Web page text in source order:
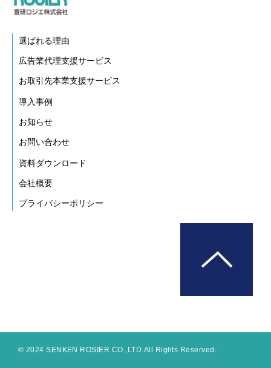
選ばれる理由
広告業代理支援サービス
お取引先本業支援サービス
導入事例
お知らせ
お問い合わせ
資料ダウンロード
会社概要
プライバシーポリシー
© 2024 SENKEN ROSIER CO.,LTD.All Rights Reserved.